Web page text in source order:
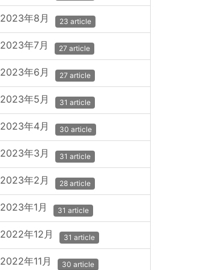
2023年8月 23 article
2023年7月 27 article
2023年6月 27 article
2023年5月 31 article
2023年4月 30 article
2023年3月 31 article
2023年2月 28 article
2023年1月 31 article
2022年12月 31 article
2022年11月 30 article